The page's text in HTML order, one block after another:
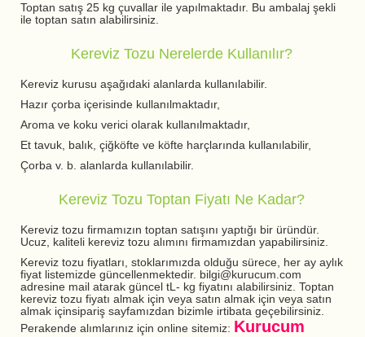
Toptan satış 25 kg çuvallar ile yapılmaktadır. Bu ambalaj şekli
ile toptan satın alabilirsiniz.
Kereviz Tozu Nerelerde Kullanılır?
Kereviz kurusu aşağıdaki alanlarda kullanılabilir.
Hazır çorba içerisinde kullanılmaktadır,
Aroma ve koku verici olarak kullanılmaktadır,
Et tavuk, balık, çiğköfte ve köfte harçlarında kullanılabilir,
Çorba v. b. alanlarda kullanılabilir.
Kereviz Tozu Toptan Fiyatı Ne Kadar?
Kereviz tozu firmamızın toptan satışını yaptığı bir üründür.
Ucuz, kaliteli kereviz tozu alımını firmamızdan yapabilirsiniz.
Kereviz tozu fiyatları, stoklarımızda olduğu sürece, her ay aylık
fiyat listemizde güncellenmektedir. bilgi@kurucum.com
adresine mail atarak güncel tL- kg fiyatını alabilirsiniz. Toptan
kereviz tozu fiyatı almak için veya satın almak için veya satın
almak içinsipariş sayfamızdan bizimle irtibata geçebilirsiniz.
Perakende alımlarınız için online sitemiz: Kurucum